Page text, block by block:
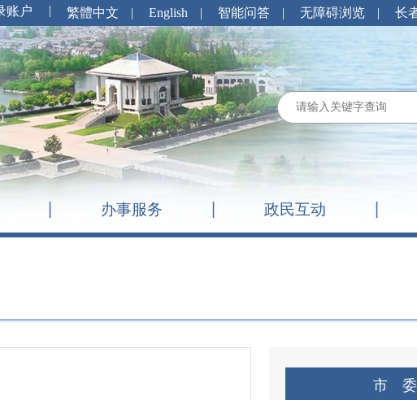
繁體中文 | English | 智能问答 | 无障碍浏览 | 长
办事服务 政民互动
市 委